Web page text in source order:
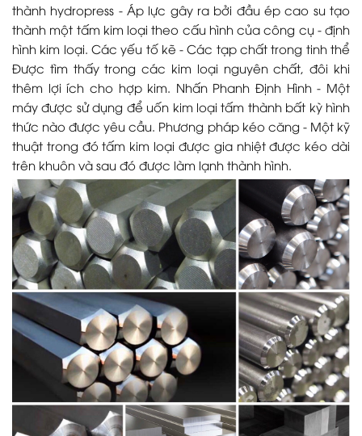
thành hydropress - Áp lực gây ra bởi đầu ép cao su tạo
thành một tấm kim loại theo cấu hình của công cụ - định
hình kim loại. Các yếu tố kẽ - Các tạp chất trong tinh thể
Được tìm thấy trong các kim loại nguyên chất, đôi khi
thêm lợi ích cho hợp kim. Nhấn Phanh Định Hình - Một
máy được sử dụng để uốn kim loại tấm thành bất kỳ hình
thức nào được yêu cầu. Phương pháp kéo căng - Một kỹ
thuật trong đó tấm kim loại được gia nhiệt được kéo dài
trên khuôn và sau đó được làm lạnh thành hình.